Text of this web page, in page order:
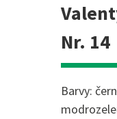
Nr. 14
Barvy: